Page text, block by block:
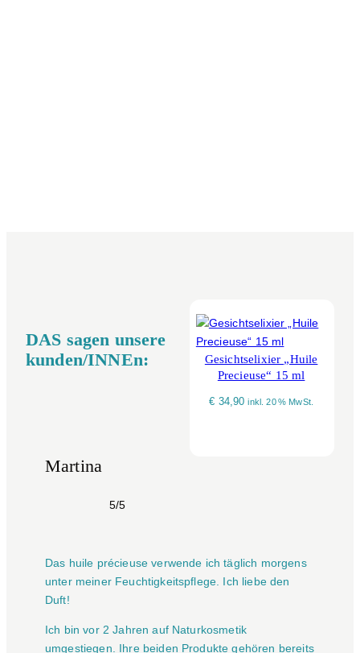
DAS sagen unsere
kunden/INNEn:
Gesichtselixier „Huile
Precieuse“ 15 ml
€ 34,90 inkl. 20 % MwSt.
Martina
5/5
Das huile précieuse verwende ich täglich morgens
unter meiner Feuchtigkeitspflege. Ich liebe den
Duft!
Ich bin vor 2 Jahren auf Naturkosmetik
umgestiegen. Ihre beiden Produkte gehören bereits